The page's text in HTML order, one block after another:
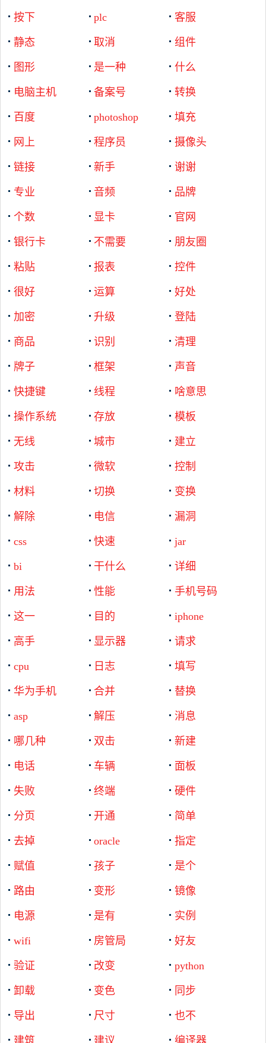
按下 plc 客服
静态 取消 组件
图形 是一种 什么
电脑主机 备案号 转换
百度 photoshop 填充
网上 程序员 摄像头
链接 新手 谢谢
专业 音频 品牌
个数 显卡 官网
银行卡 不需要 朋友圈
粘贴 报表 控件
很好 运算 好处
加密 升级 登陆
商品 识别 清理
牌子 框架 声音
快捷键 线程 啥意思
操作系统 存放 模板
无线 城市 建立
攻击 微软 控制
材料 切换 变换
解除 电信 漏洞
css 快速 jar
bi 干什么 详细
用法 性能 手机号码
这一 目的 iphone
高手 显示器 请求
cpu 日志 填写
华为手机 合并 替换
asp 解压 消息
哪几种 双击 新建
电话 车辆 面板
失败 终端 硬件
分页 开通 简单
去掉 oracle 指定
赋值 孩子 是个
路由 变形 镜像
电源 是有 实例
wifi 房管局 好友
验证 改变 python
卸载 变色 同步
导出 尺寸 也不
建筑 建议 编译器